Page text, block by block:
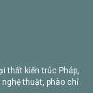
thất kiến trúc Pháp,
thuật, phào chỉ